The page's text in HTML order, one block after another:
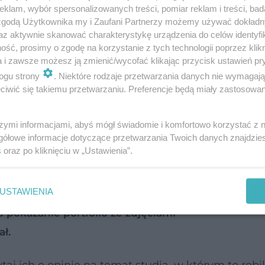
zdobycie kwalifikacji potrzebnych do
części intymnych. Pojawiają się
i cenniejsza jest praktyka, jednak w
z informacjami na temat higieny,
pokazanie portfolio ze zdjęciami
wybór spersonalizowanych treści, pomiar reklam i treści,
Użytkownika my i Zaufani Partnerzy możemy używać
aktywnie skanować charakterystykę urządzenia do celów
prosimy o zgodę na korzystanie z tych technologii poprzez
i zawsze możesz ją zmienić/wycofać klikając przycisk ustawień
strony
. Niektóre rodzaje przetwarzania danych nie
się takiemu przetwarzaniu. Preferencje będą miały
informacjami, abyś mógł świadomie i komfortowo korzystać z
informacje dotyczące przetwarzania Twoich danych
oraz po kliknięciu w „Ustawienia”.
USTAWIENIA